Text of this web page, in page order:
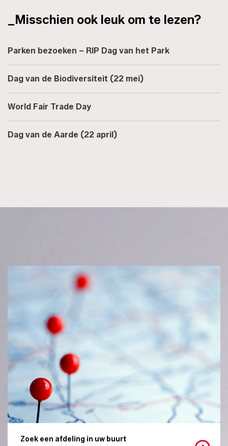
_Misschien ook leuk om te lezen?
Parken bezoeken – RIP Dag van het Park
Dag van de Biodiversiteit (22 mei)
World Fair Trade Day
Dag van de Aarde (22 april)
Zoek een afdeling in uw buurt